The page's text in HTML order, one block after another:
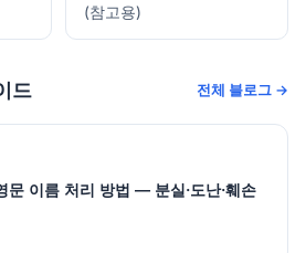
(참고용)
드 전체 블로그 →
문 이름 처리 방법 — 분실·도난·훼손